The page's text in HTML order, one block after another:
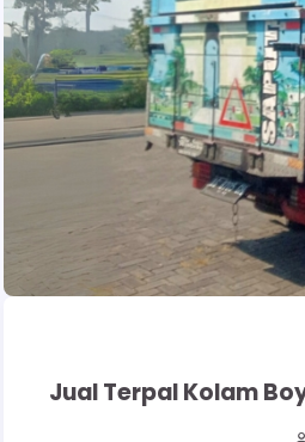
Jual Terpal Kolam